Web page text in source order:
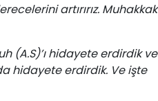
artırırız. Muhakkak
(A.S)’ı hidayete erdirdik ve
hidayete erdirdik. Ve işte